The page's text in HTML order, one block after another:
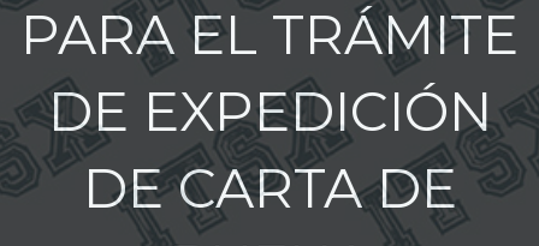
PARA EL TRÁMITE
DE EXPEDICIÓN
DE CARTA DE